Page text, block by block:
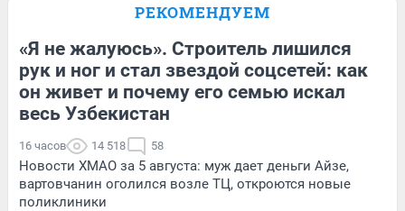
РЕКОМЕНДУЕМ
«Я не жалуюсь». Строитель лишился
рук и ног и стал звездой соцсетей: как
он живет и почему его семью искал
весь Узбекистан
16 часов 14 518 58
Новости ХМАО за 5 августа: муж дает деньги Айзе,
вартовчанин оголился возле ТЦ, откроются новые
поликлиники